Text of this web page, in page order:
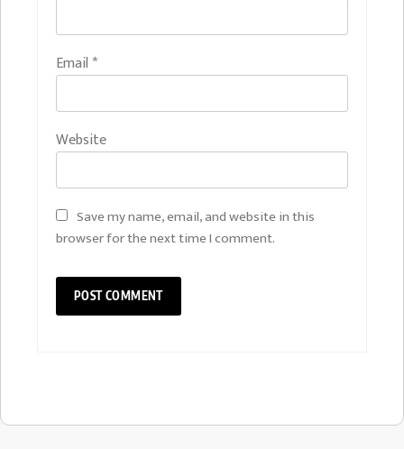
Email *
Website
Save my name, email, and website in this
browser for the next time I comment.